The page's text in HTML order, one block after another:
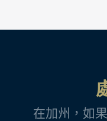
在加州，如